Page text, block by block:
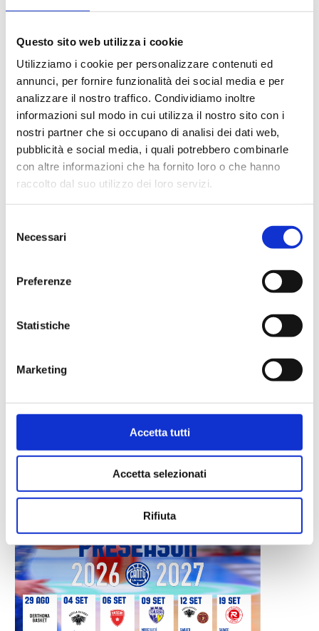
Questo sito web utilizza i cookie
Utilizziamo i cookie per personalizzare contenuti ed
annunci, per fornire funzionalità dei social media e per
analizzare il nostro traffico. Condividiamo inoltre
informazioni sul modo in cui utilizza il nostro sito con i
nostri partner che si occupano di analisi dei dati web,
pubblicità e social media, i quali potrebbero combinarle
con altre informazioni che ha fornito loro o che hanno
raccolto dal suo utilizzo dei loro servizi.
delNecessari
Preferenze
Statistiche
Marketing
Accetta tutti
Accetta selezionati
Rifiuta
NEWS
LE LEGGENDE AL PAVILION